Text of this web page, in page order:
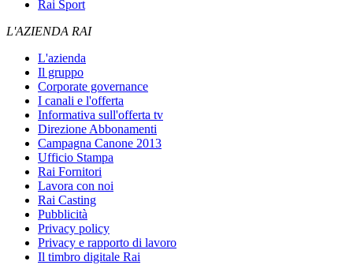
Rai Sport
L'AZIENDA RAI
L'azienda
Il gruppo
Corporate governance
I canali e l'offerta
Informativa sull'offerta tv
Direzione Abbonamenti
Campagna Canone 2013
Ufficio Stampa
Rai Fornitori
Lavora con noi
Rai Casting
Pubblicità
Privacy policy
Privacy e rapporto di lavoro
Il timbro digitale Rai